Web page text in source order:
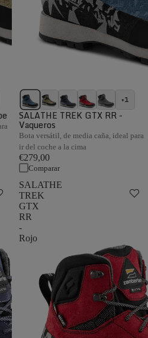
+1
SALATHE TREK GTX RR -
Vaqueros
Bota versátil, de media caña, ideal para
ir del coche a la cima
€279,00
Comparar
SALATHE
TREK
GTX
RR
-
Rojo